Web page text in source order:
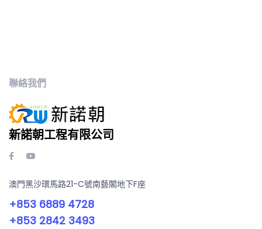
聯絡我們
新諾朝工程有限公司
澳門黑沙環馬路21-C號南藝閣地下F座
+853 6889 4728
+853 2842 3493